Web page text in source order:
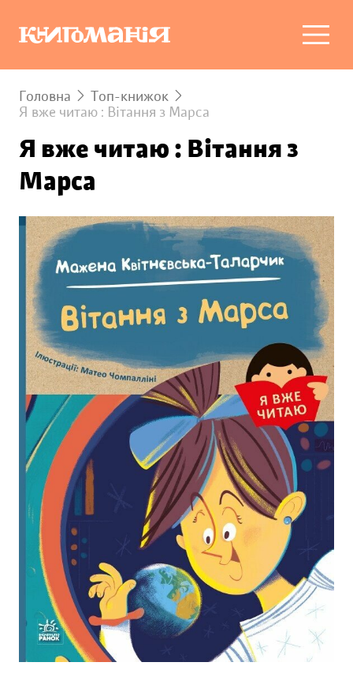
Головна
Топ-книжок
Я вже читаю : Вітання з Марса
Я вже читаю : Вітання з
Марса